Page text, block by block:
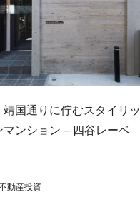
靖国通りに佇むスタイリッ
マンション – 四谷レーベ
動産投資